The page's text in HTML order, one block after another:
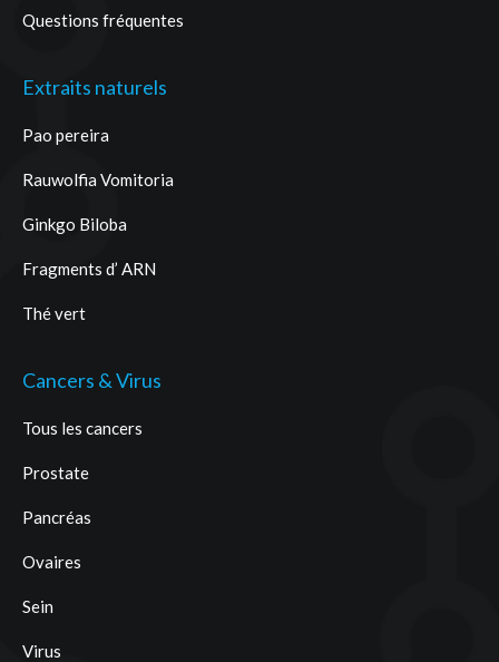
Questions fréquentes
Extraits naturels
Pao pereira
Rauwolfia Vomitoria
Ginkgo Biloba
Fragments d’ ARN
Thé vert
Cancers & Virus
Tous les cancers
Prostate
Pancréas
Ovaires
Sein
Virus